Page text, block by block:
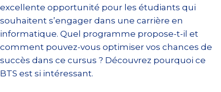
excellente opportunité pour les étudiants qui
souhaitent s’engager dans une carrière en
informatique. Quel programme propose-t-il et
comment pouvez-vous optimiser vos chances de
succès dans ce cursus ? Découvrez pourquoi ce
BTS est si intéressant.